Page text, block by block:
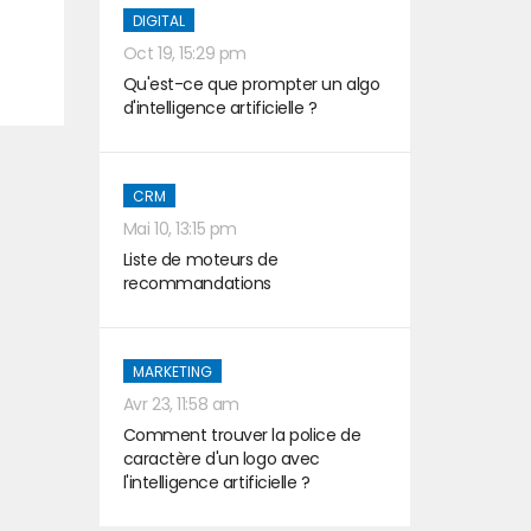
DIGITAL
Oct 19, 15:29 pm
Qu'est-ce que prompter un algo
d'intelligence artificielle ?
CRM
Mai 10, 13:15 pm
Liste de moteurs de
recommandations
MARKETING
Avr 23, 11:58 am
Comment trouver la police de
caractère d'un logo avec
l'intelligence artificielle ?